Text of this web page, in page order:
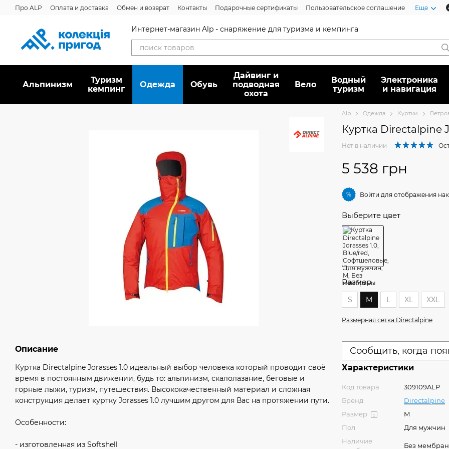
Перейти к основному контенту
Про ALP Оплата и доставка Обмен и возврат Контакты Подарочные сертификаты Пользовательское соглашение Еще
Интернет-магазин Alp - снаряжение для туризма и кемпинга
Альпинизм
Туризм
кемпинг
Oдежда Обувь
Дайвинг и
подводная
охота
Вело
Водный
туризм
Электроника
и навигация
Описание
Куртка Directalpine Jorasses 1.0 идеальный выбор человека который проводит своё
время в постоянным движении, будь то: альпинизм, скалолазание, беговые и
горные лыжи, туризм, путешествия. Высококачественный материал и сложная
конструкция делает куртку Jorasses 1.0 лучшим другом для Вас на протяжении пути.
Особенности:
- изготовленная из Softshell
Alp Oдежда Куртки
Куртка Directalpine
Нет в наличии
5 538 грн
% Войти для отображения
Выберите цвет
Размер
S M L XL XXL
Размерная сетка Directalpine
Сообщить, когда
Характеристики
Код товара
309109ALP
Бренд
Directalpine
Размер
M
Пол
Для мужчин
Наличие
Без